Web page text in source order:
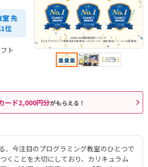
室 先
位
ト
ード2,000円分がもらえる！
、今注目のプログラミング教室のひとつで
くことを大切にしており、カリキュラム